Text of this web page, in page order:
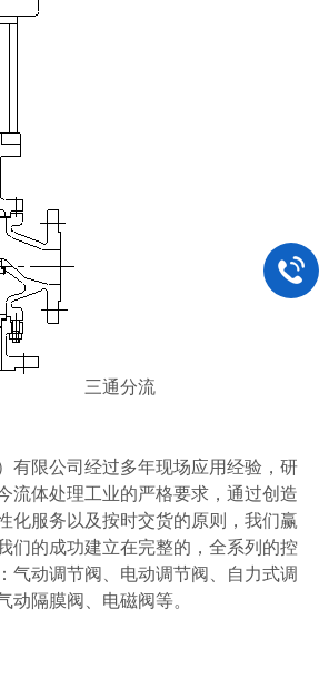
通分流
有限公司经过多年现场应用经验，研
流体处理工业的严格要求，通过创造
化服务以及按时交货的原则，我们赢
们的成功建立在完整的，全系列的控
气动调节阀、电动调节阀、自力式调
动隔膜阀、电磁阀等。